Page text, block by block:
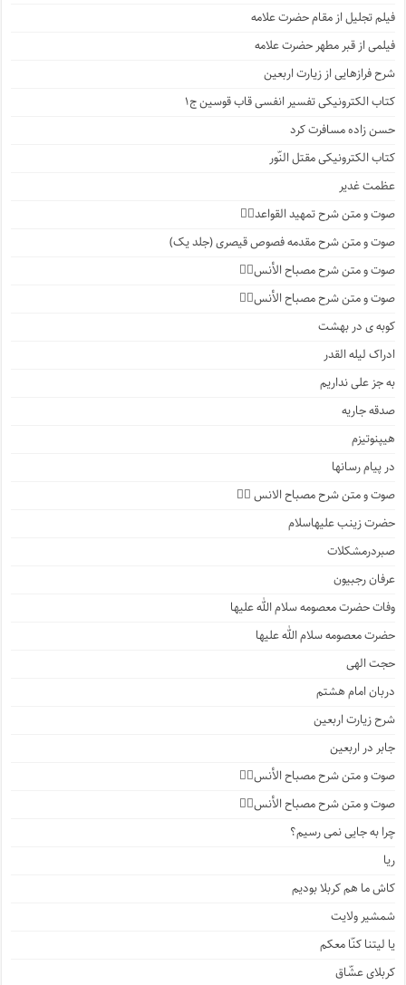
فیلم تجلیل از مقام حضرت علامه
فیلمی از قبر مطهر حضرت علامه
شرح فرازهایی از زیارت اربعین
کتاب الکترونیکی تفسیر انفسی قاب قوسین ج۱
حسن زاده مسافرت کرد
کتاب الکترونیکی مقتل النّور
عظمت غدیر
صوت و متن شرح تمهید القواعد۱️⃣
صوت و متن شرح مقدمه فصوص قیصری (جلد یک)
صوت و متن شرح مصباح الأنس۷️⃣
صوت و متن شرح مصباح الأنس۶️⃣
کوبه ی در بهشت
ادراک لیله القدر
به جز علی نداریم
صدقه جاریه
هیپنوتیزم
در پیام رسانها
صوت و متن شرح مصباح الانس ۵️⃣
حضرت زینب علیهاسلام
صبردرمشکلات
عرفان رجبیون
وفات حضرت معصومه سلام الله علیها
حضرت معصومه سلام الله علیها
حجت الهی
دربان امام هشتم
شرح زیارت اربعین
جابر در اربعین
صوت و متن شرح مصباح الأنس۴️⃣
صوت و متن شرح مصباح الأنس۳️⃣
چرا به جایی نمی رسیم؟
ریا
کاش ما هم کربلا بودیم
شمشیر ولایت
یا لیتنا کنّا معکم
کربلای عشّاق